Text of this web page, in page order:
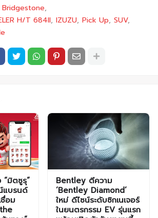
Bridgestone
H/T 684II IZUZU Pick Up SUV
“มิตซูรุ”
แบรนด์
อม
Bentley ตีความ
‘Bentley Diamond’
ใหม่ ดีไซน์ระดับซิกเนเจอร์
ในยนตรกรรม EV รุ่นแรก